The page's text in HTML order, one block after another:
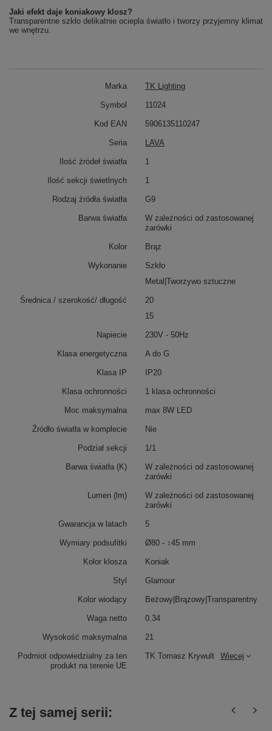
Jaki efekt daje koniakowy klosz?
Transparentne szkło delikatnie ociepla światło i tworzy przyjemny klimat
we wnętrzu.
Marka TK Lighting
Podmiot odpowiedzialny za ten
produkt na terenie UE
TK Tomasz Krywult Więcej
Symbol 11024
Kod EAN 5906135110247
Seria LAVA
Ilość źródeł światła 1
Ilość sekcji świetlnych 1
Rodzaj źródła światła G9
Barwa światła
W zależności od zastosowanej
żarówki
Kolor Brąz
Wykonanie
Szkło
Metal|Tworzywo sztuczne
Średnica / szerokość/ długość
20
15
Napiecie 230V - 50Hz
Klasa energetyczna A do G
Klasa IP IP20
Klasa ochronności 1 klasa ochronności
Moc maksymalna max 8W LED
Źródło światła w komplecie Nie
Podział sekcji 1/1
Barwa światła (K)
W zależności od zastosowanej
żarówki
Lumen (lm)
W zależności od zastosowanej
żarówki
Gwarancja w latach 5
Wymiary podsufitki Ø80 - ↕45 mm
Kolor klosza Koniak
Styl Glamour
Kolor wiodący Beżowy|Brązowy|Transparentny
Waga netto 0.34
Wysokość maksymalna 21
Z tej samej serii: